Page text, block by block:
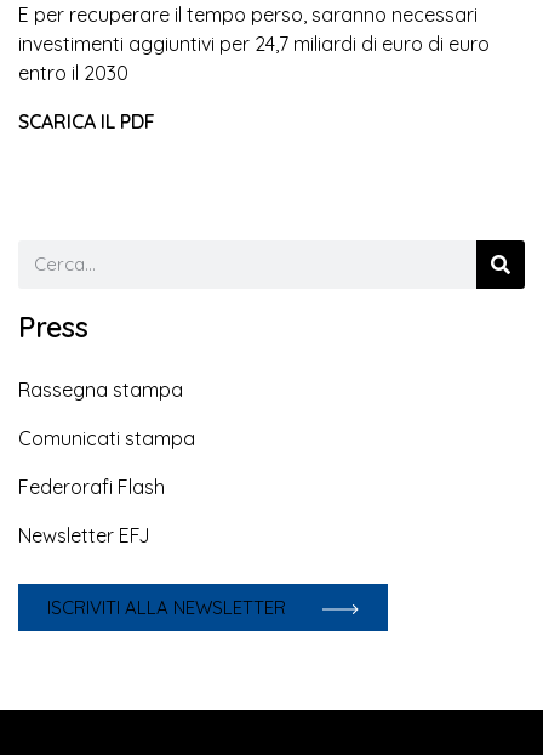
E per recuperare il tempo perso, saranno necessari
investimenti aggiuntivi per 24,7 miliardi di euro di euro
entro il 2030
SCARICA IL PDF
Press
Rassegna stampa
Comunicati stampa
Federorafi Flash
Newsletter EFJ
ISCRIVITI ALLA NEWSLETTER